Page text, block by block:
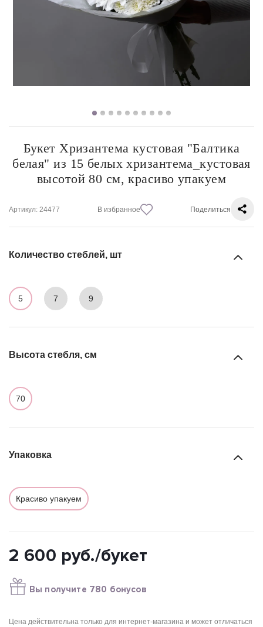
Букет Хризантема кустовая "Балтика
белая" из 15 белых хризантема_кустовая
высотой 80 см, красиво упакуем
Артикул: 24477 В избранное Поделиться
Количество стеблей, шт
5 7 9
Высота стебля, см
70
Упаковка
Красиво упакуем
2 600 руб./букет
Вы получите 780 бонусов
Цена действительна только для интернет-магазина и может отличаться